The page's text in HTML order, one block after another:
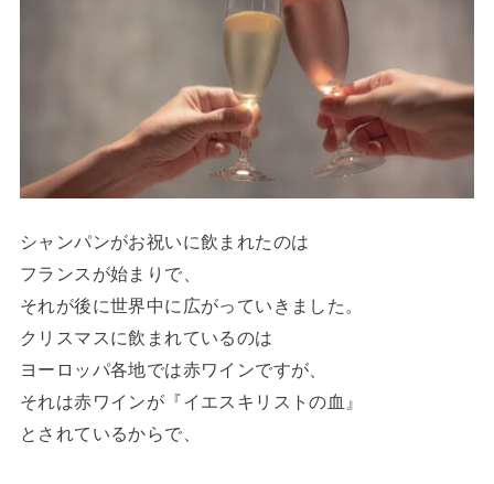
シャンパンがお祝いに飲まれたのは
フランスが始まりで、
それが後に世界中に広がっていきました。
クリスマスに飲まれているのは
ヨーロッパ各地では赤ワインですが、
それは赤ワインが『イエスキリストの血』
とされているからで、